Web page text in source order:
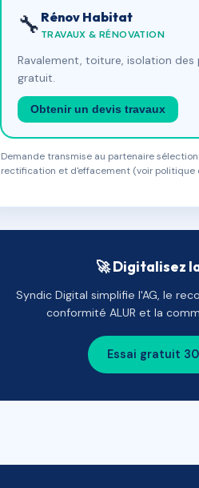
🔧 Rénov Habitat
TRAVAUX & RÉNOVATION
Ravalement, toiture, isolation des
gratuit.
Obtenir un devis travaux
Demande transmise au partenaire
rectification et d'effacement (voir politique
🚀 Digitalisez
Syndic Digital simplifie l'AG, le
conformité ALUR et la
Essai gratuit